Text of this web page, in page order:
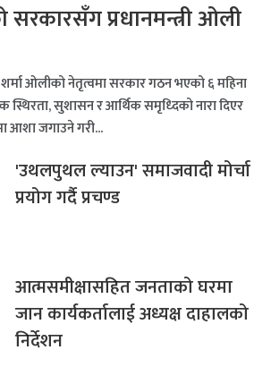
प्रधानमन्त्री ओली
ओलीको नेतृत्वमा सरकार गठन भएको ६ महिना
स्थिरता, सुशासन र आर्थिक समृध्दिको नारा दिएर
आशा जगाउने गरी...
'उथलपुथल ल्याउन' समाजवादी मोर्चा
प्रयोग गर्दै प्रचण्ड
आत्मसमीक्षासहित जनताको घरमा
जान कार्यकर्तालाई अध्यक्ष दाहालको
निर्देशन